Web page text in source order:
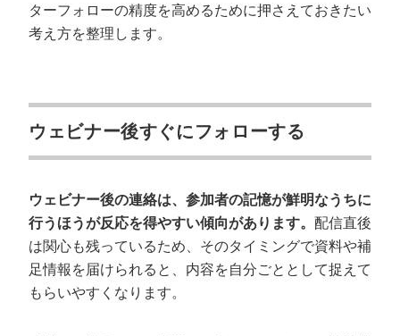
ターフォローの精度を高めるために押さえておきたい
考え方を整理します。
ウェビナー後すぐにフォローする
ウェビナー後の連絡は、参加者の記憶が鮮明なうちに
行うほうが反応を得やすい傾向があります。 配信直後
は関心も残っているため、そのタイミングで資料や補
足情報を届けられると、内容を自分ごととして捉えて
もらいやすくなります。